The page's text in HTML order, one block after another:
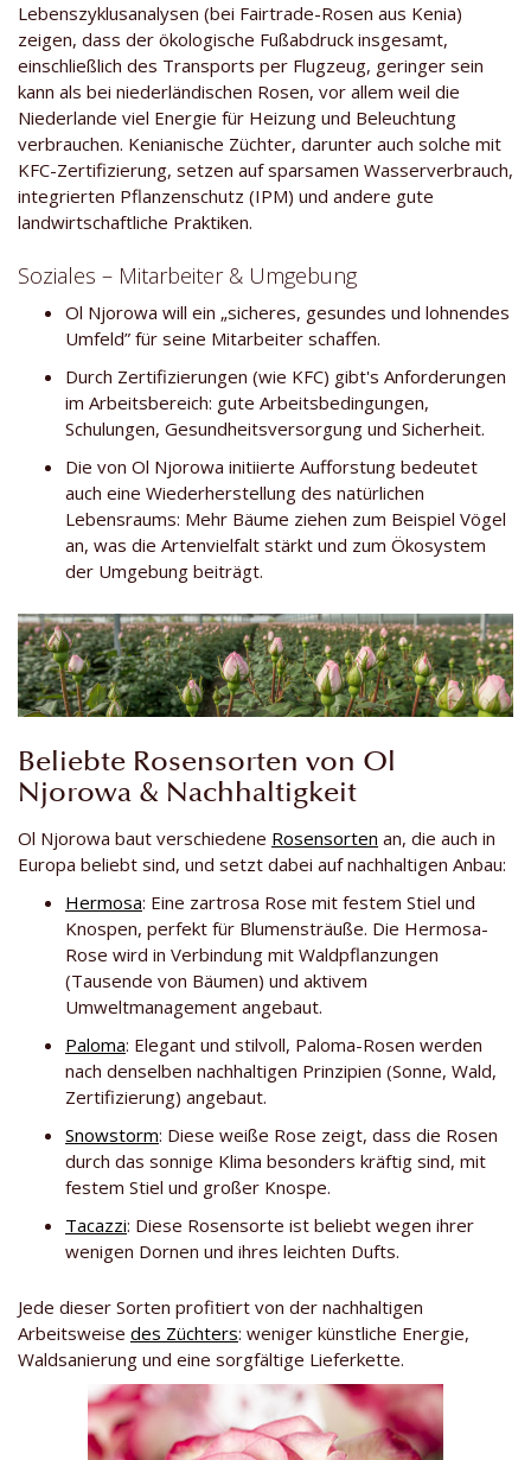
Lebenszyklusanalysen (bei Fairtrade-Rosen aus Kenia)
zeigen, dass der ökologische Fußabdruck insgesamt,
einschließlich des Transports per Flugzeug, geringer sein
kann als bei niederländischen Rosen, vor allem weil die
Niederlande viel Energie für Heizung und Beleuchtung
verbrauchen. Kenianische Züchter, darunter auch solche mit
KFC-Zertifizierung, setzen auf sparsamen Wasserverbrauch,
integrierten Pflanzenschutz (IPM) und andere gute
landwirtschaftliche Praktiken.
Soziales – Mitarbeiter & Umgebung
Ol Njorowa will ein „sicheres, gesundes und lohnendes
Umfeld” für seine Mitarbeiter schaffen.
Durch Zertifizierungen (wie KFC) gibt's Anforderungen
im Arbeitsbereich: gute Arbeitsbedingungen,
Schulungen, Gesundheitsversorgung und Sicherheit.
Die von Ol Njorowa initiierte Aufforstung bedeutet
auch eine Wiederherstellung des natürlichen
Lebensraums: Mehr Bäume ziehen zum Beispiel Vögel
an, was die Artenvielfalt stärkt und zum Ökosystem
der Umgebung beiträgt.
Beliebte Rosensorten von Ol
Njorowa & Nachhaltigkeit
Ol Njorowa baut verschiedene Rosensorten an, die auch in
Europa beliebt sind, und setzt dabei auf nachhaltigen Anbau:
Hermosa: Eine zartrosa Rose mit festem Stiel und
Knospen, perfekt für Blumensträuße. Die Hermosa-
Rose wird in Verbindung mit Waldpflanzungen
(Tausende von Bäumen) und aktivem
Umweltmanagement angebaut.
Paloma: Elegant und stilvoll, Paloma-Rosen werden
nach denselben nachhaltigen Prinzipien (Sonne, Wald,
Zertifizierung) angebaut.
Snowstorm: Diese weiße Rose zeigt, dass die Rosen
durch das sonnige Klima besonders kräftig sind, mit
festem Stiel und großer Knospe.
Tacazzi: Diese Rosensorte ist beliebt wegen ihrer
wenigen Dornen und ihres leichten Dufts.
Jede dieser Sorten profitiert von der nachhaltigen
Arbeitsweise des Züchters: weniger künstliche Energie,
Waldsanierung und eine sorgfältige Lieferkette.